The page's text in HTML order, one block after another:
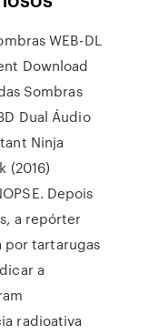
WEB-DL
Download
Sombras
Dual Áudio
Ninja
(2016)
Depois
a repórter
por tartarugas
a
radioativa